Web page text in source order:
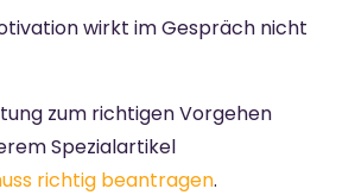
wirkt im Gespräch nicht
zum richtigen Vorgehen
Spezialartikel
richtig beantragen.